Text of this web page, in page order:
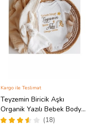
Teyzemin Biricik Aşkı
Organik Yazılı Bebek Body
Zıbın
(18)
Kargo ile Teslimat